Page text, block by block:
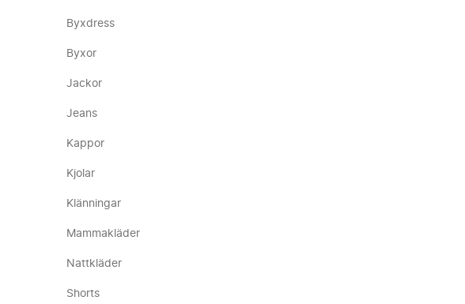
Byxdress
Byxor
Jackor
Jeans
Kappor
Kjolar
Klänningar
Mammakläder
Nattkläder
Shorts